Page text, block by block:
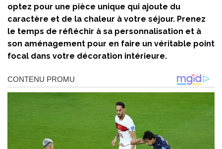
optez pour une pièce unique qui ajoute du
caractère et de la chaleur à votre séjour. Prenez
le temps de réfléchir à sa personnalisation et à
son aménagement pour en faire un véritable point
focal dans votre décoration intérieure.